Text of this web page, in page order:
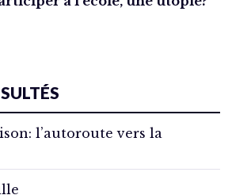
l’autoroute vers la